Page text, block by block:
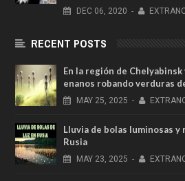
DEC 06, 2020 -
RECENT POSTS
En la región de
enanos robando verduras
MAY 25, 2025 -
Lluvia de bolas luminosas
Rusia
MAY 23, 2025 -